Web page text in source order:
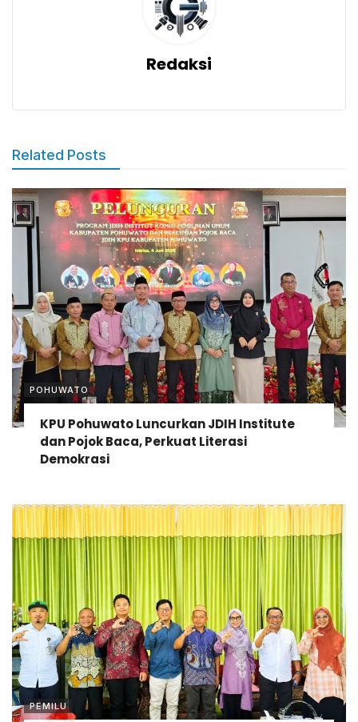
Redaksi
Related Posts
POHUWATO
KPU Pohuwato Luncurkan JDIH Institute
dan Pojok Baca, Perkuat Literasi
Demokrasi
PEMILU